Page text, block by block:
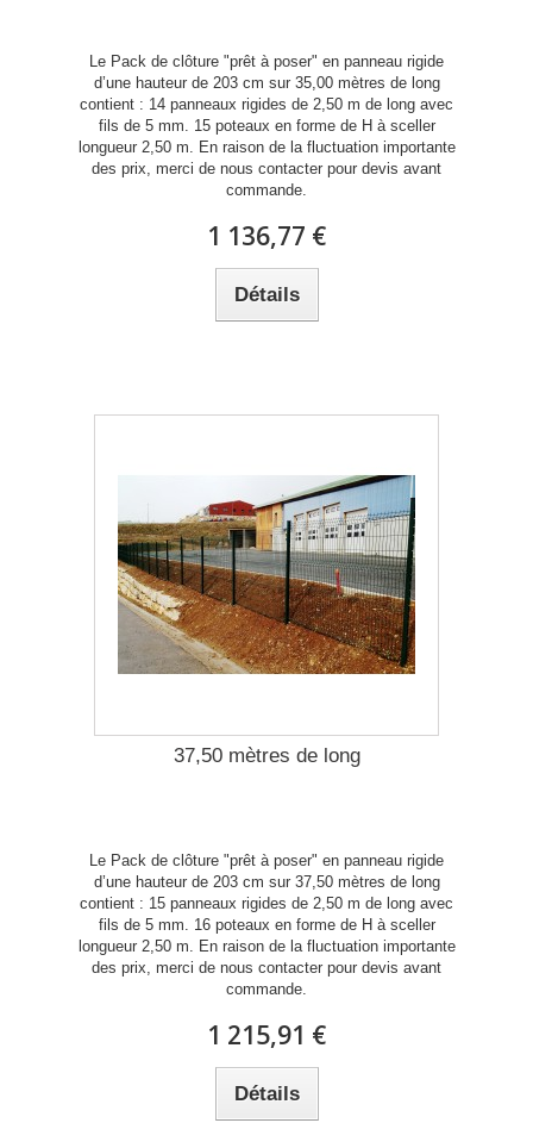
Le Pack de clôture "prêt à poser" en panneau rigide
d’une hauteur de 203 cm sur 35,00 mètres de long
contient : 14 panneaux rigides de 2,50 m de long avec
fils de 5 mm. 15 poteaux en forme de H à sceller
longueur 2,50 m. En raison de la fluctuation importante
des prix, merci de nous contacter pour devis avant
commande.
1 136,77 €
Détails
37,50 mètres de long
Le Pack de clôture "prêt à poser" en panneau rigide
d’une hauteur de 203 cm sur 37,50 mètres de long
contient : 15 panneaux rigides de 2,50 m de long avec
fils de 5 mm. 16 poteaux en forme de H à sceller
longueur 2,50 m. En raison de la fluctuation importante
des prix, merci de nous contacter pour devis avant
commande.
1 215,91 €
Détails